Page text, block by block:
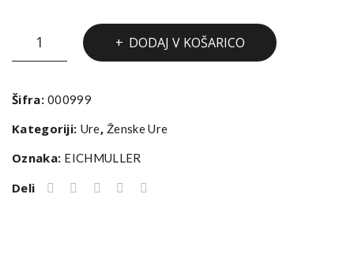
EICHMULLER
količina
DODAJ V KOŠARICO
Šifra:000999
Kategoriji: Ure,Ženske Ure
Oznaka: EICHMULLER
Deli